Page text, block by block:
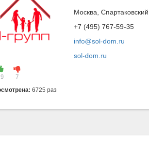
7
6725 раз
Москва,
+7 (495) 767-59-35
info@sol-dom.ru
sol-dom.ru